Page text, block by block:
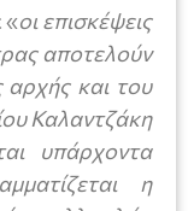
«οι επισκέψεις
αποτελούν
αρχής και του
Καλαντζάκη
υπάρχοντα
η